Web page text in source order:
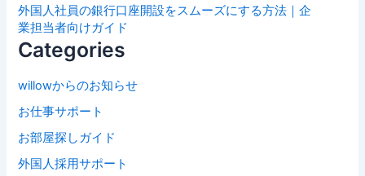
外国人社員の銀行口座開設をスムーズにする方法｜企
業担当者向けガイド
Categories
willowからのお知らせ
お仕事サポート
お部屋探しガイド
外国人採用サポート